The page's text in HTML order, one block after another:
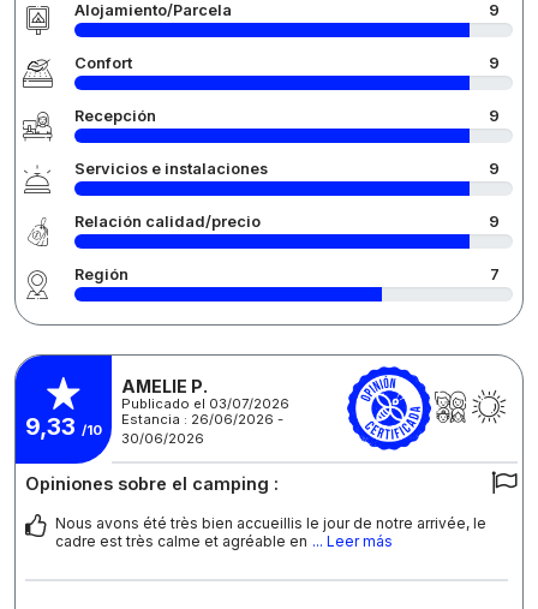
Alojamiento/Parcela 9
Confort 9
Recepción 9
Servicios e instalaciones 9
Relación calidad/precio 9
Región 7
9,33 /10
AMELIE P.
Publicado el 03/07/2026
Estancia : 26/06/2026 -
30/06/2026
Opiniones sobre el camping :
Nous avons été très bien accueillis le jour de notre arrivée, le
cadre est très calme et agréable en ... Leer más